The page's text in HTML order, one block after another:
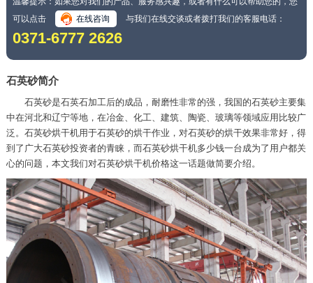
可以点击
在线咨询 与我们在线交谈或者拨打我们的客服电话：
0371-6777 2626
石英砂简介
石英砂是石英石加工后的成品，耐磨性非常的强，我国的石英砂主要集
中在河北和辽宁等地，在冶金、化工、建筑、陶瓷、玻璃等领域应用比较广
泛。石英砂烘干机用于石英砂的烘干作业，对石英砂的烘干效果非常好，得
到了广大石英砂投资者的青睐，而石英砂烘干机多少钱一台成为了用户都关
心的问题，本文我们对石英砂烘干机价格这一话题做简要介绍。